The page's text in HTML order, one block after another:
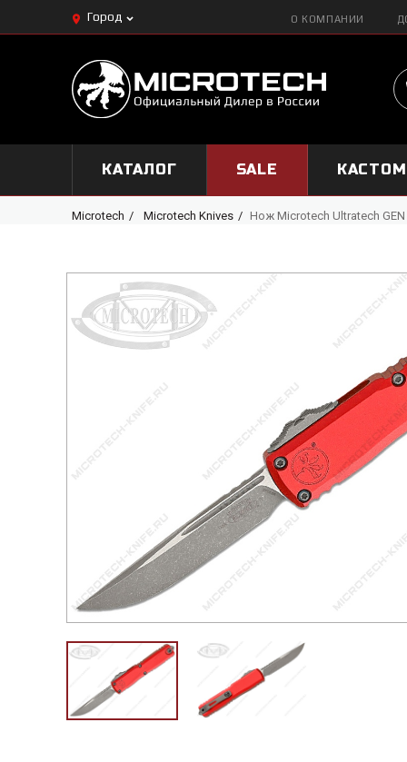
Город О КОМПАНИИ
КАТАЛОГ SALE
Microtech Microtech Knives Нож Microtech Ultratech GEN